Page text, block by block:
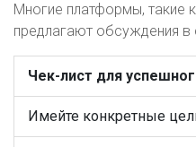
Многие платформы, такие
предлагают обсуждения
Чек-лист для
Имейте конкретные